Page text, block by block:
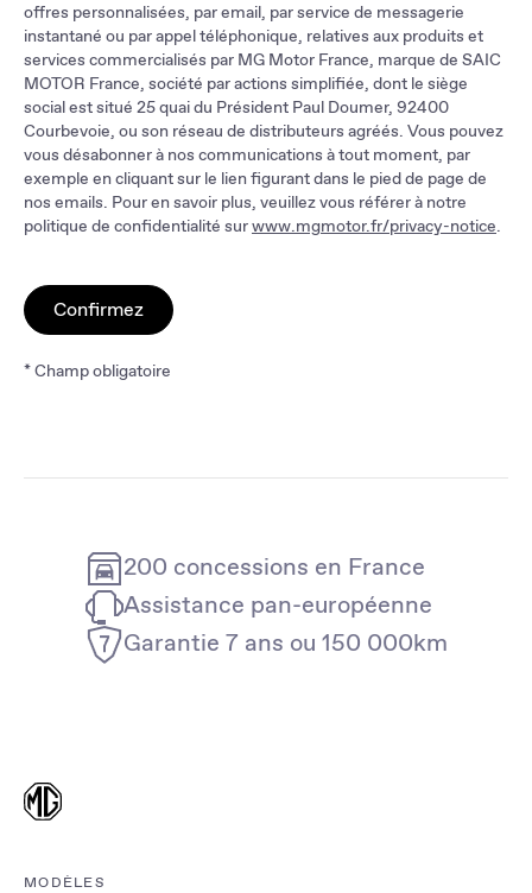
offres personnalisées, par email, par service de messagerie
instantané ou par appel téléphonique, relatives aux produits et
services commercialisés par MG Motor France, marque de SAIC
MOTOR France, société par actions simplifiée, dont le siège
social est situé 25 quai du Président Paul Doumer, 92400
Courbevoie, ou son réseau de distributeurs agréés. Vous pouvez
vous désabonner à nos communications à tout moment, par
exemple en cliquant sur le lien figurant dans le pied de page de
nos emails. Pour en savoir plus, veuillez vous référer à notre
politique de confidentialité surwww.mgmotor.fr/privacy-notice.
Confirmez
* Champ obligatoire
200 concessions en France
Assistance pan-européenne
Garantie 7 ans ou 150 000km
MODÈLES